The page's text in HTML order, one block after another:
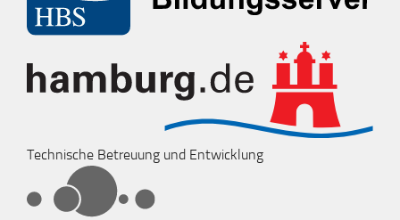
Technische Betreuung und Entwicklung